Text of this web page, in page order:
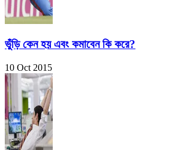
ভুঁড়ি কেন হয় এবং কমাবেন কি করে?
10 Oct 2015